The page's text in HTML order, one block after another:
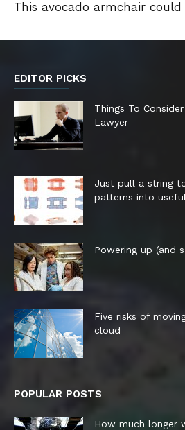
This avocado armchair
EDITOR PICKS
Things To
Lawyer
Just pull a string
patterns into
Powering up (and
Five risks of
cloud
POPULAR POSTS
How much longer